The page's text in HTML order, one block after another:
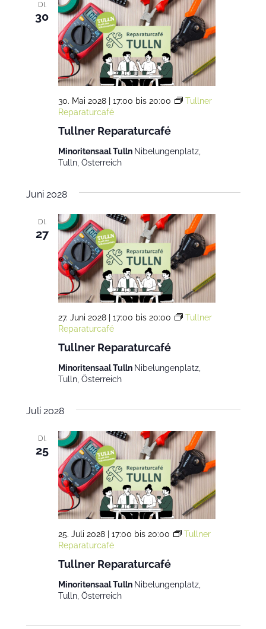
DI.
30
Tullner Reparaturcafé
30. Mai 2028 | 17:00 bis 20:00
Tullner
Reparaturcafé
Minoritensaal Tulln Nibelungenplatz,
Tulln, Österreich
Juni 2028
DI.
27
Tullner Reparaturcafé
27. Juni 2028 | 17:00 bis 20:00
Tullner
Reparaturcafé
Minoritensaal Tulln Nibelungenplatz,
Tulln, Österreich
Juli 2028
DI.
25
Tullner Reparaturcafé
25. Juli 2028 | 17:00 bis 20:00
Tullner
Reparaturcafé
Minoritensaal Tulln Nibelungenplatz,
Tulln, Österreich